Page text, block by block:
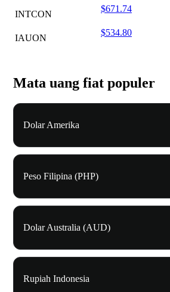
INTCON
$671.74
IAUON
$534.80
Mata uang fiat populer
Dolar Amerika
Peso Filipina (PHP)
Dolar Australia (AUD)
Rupiah Indonesia